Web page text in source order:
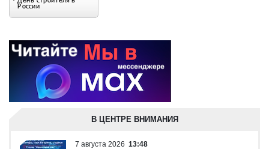
В ЦЕНТРЕ ВНИМАНИЯ
7 августа 2026 13:48